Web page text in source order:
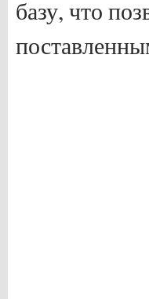
базу, что